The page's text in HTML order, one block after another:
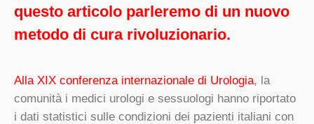
questo articolo parleremo di un nuovo
metodo di cura rivoluzionario.
Alla XIX conferenza internazionale di Urologia, la
comunità i medici urologi e sessuologi hanno riportato
i dati statistici sulle condizioni dei pazienti italiani con